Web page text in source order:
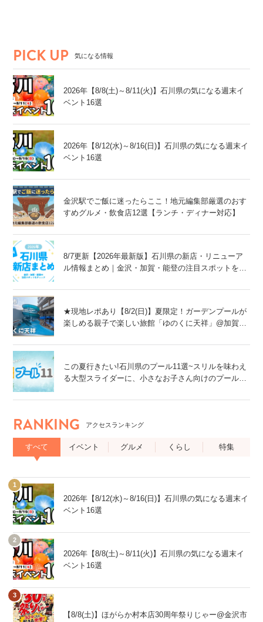
PICK UP 気になる情報
2026年【8/8(土)～8/11(火)】石川県の気になる週末イ
ベント16選
2026年【8/12(水)～8/16(日)】石川県の気になる週末イ
ベント16選
金沢駅でご飯に迷ったらここ！地元編集部厳選のおす
すめグルメ・飲食店12選【ランチ・ディナー対応】
8/7更新【2026年最新版】石川県の新店・リニューア
ル情報まとめ｜金沢・加賀・能登の注目スポットをチ
★現地レポあり【8/2(日)】夏限定！ガーデンプールが
楽しめる親子で楽しい旅館「ゆのくに天祥」@加賀
この夏行きたい!石川県のプール11選~スリルを味わえ
る大型スライダーに、小さなお子さん向けのプール
RANKING アクセスランキング
すべて イベント グルメ くらし 特集
2026年【8/12(水)～8/16(日)】石川県の気になる週末イ
ベント16選
2026年【8/8(土)～8/11(火)】石川県の気になる週末イ
ベント16選
【8/8(土)】ほがらか村本店30周年祭りじゃー@金沢市